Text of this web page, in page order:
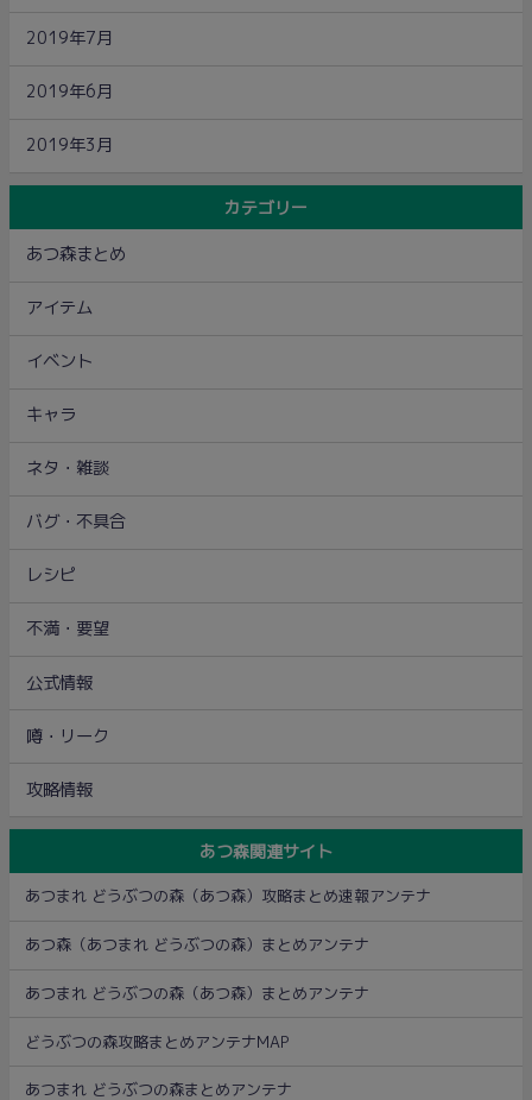
2019年7月
2019年6月
2019年3月
カテゴリー
あつ森まとめ
アイテム
イベント
キャラ
ネタ・雑談
バグ・不具合
レシピ
不満・要望
公式情報
噂・リーク
攻略情報
あつ森関連サイト
あつまれ どうぶつの森（あつ森）攻略まとめ速報アンテナ
あつ森（あつまれ どうぶつの森）まとめアンテナ
あつまれ どうぶつの森（あつ森）まとめアンテナ
どうぶつの森攻略まとめアンテナMAP
あつまれ どうぶつの森まとめアンテナ